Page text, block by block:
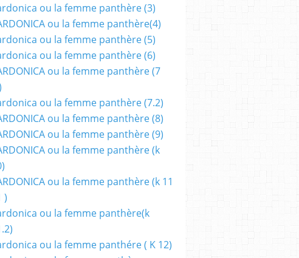
ou la femme panthère (3)
ou la femme panthère(4)
ou la femme panthère (5)
ou la femme panthère (6)
ou la femme panthère (7
ou la femme panthère (7.2)
ou la femme panthère (8)
ou la femme panthère (9)
ou la femme panthère (k
ou la femme panthère (k 11
)
ou la femme panthère(k
ou la femme panthére ( K 12)